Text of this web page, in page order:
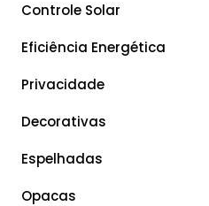
Controle Solar
Eficiência Energética
Privacidade
Decorativas
Espelhadas
Opacas